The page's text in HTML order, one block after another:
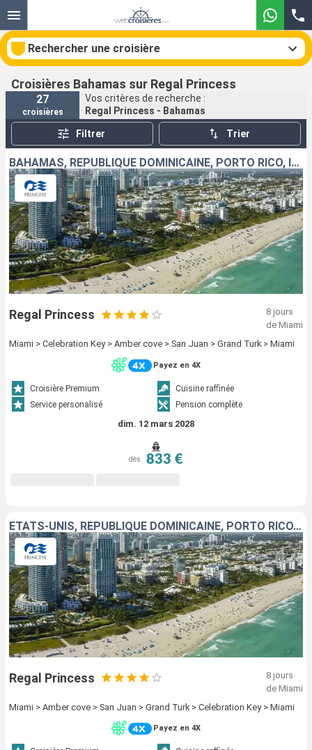
Rechercher une croisière
Nos destinations
Mois de départ
Ports Compagnies
Rechercher
Croisières Bahamas sur Regal Princess
27
croisières
Vos critères de recherche :
Regal Princess - Bahamas
Filtrer Trier
BAHAMAS, RÉPUBLIQUE DOMINICAINE, PORTO RICO, ÎLES TURQUES-ET-CAÏQUES, ÉTATS-UNIS
Regal Princess
8 jours
de Miami
Miami > Celebration Key > Amber cove > San Juan > Grand Turk > Miami
Payez en 4X
Croisière Premium
Cuisine raffinée
Service personalisé
Pension complète
dim. 12 mars 2028
dès 833 €
ÉTATS-UNIS, RÉPUBLIQUE DOMINICAINE, PORTO RICO, ÎLES TURQUES-ET-CAÏQUES, BAHAMAS
Regal Princess
8 jours
de Miami
Miami > Amber cove > San Juan > Grand Turk > Celebration Key > Miami
Payez en 4X